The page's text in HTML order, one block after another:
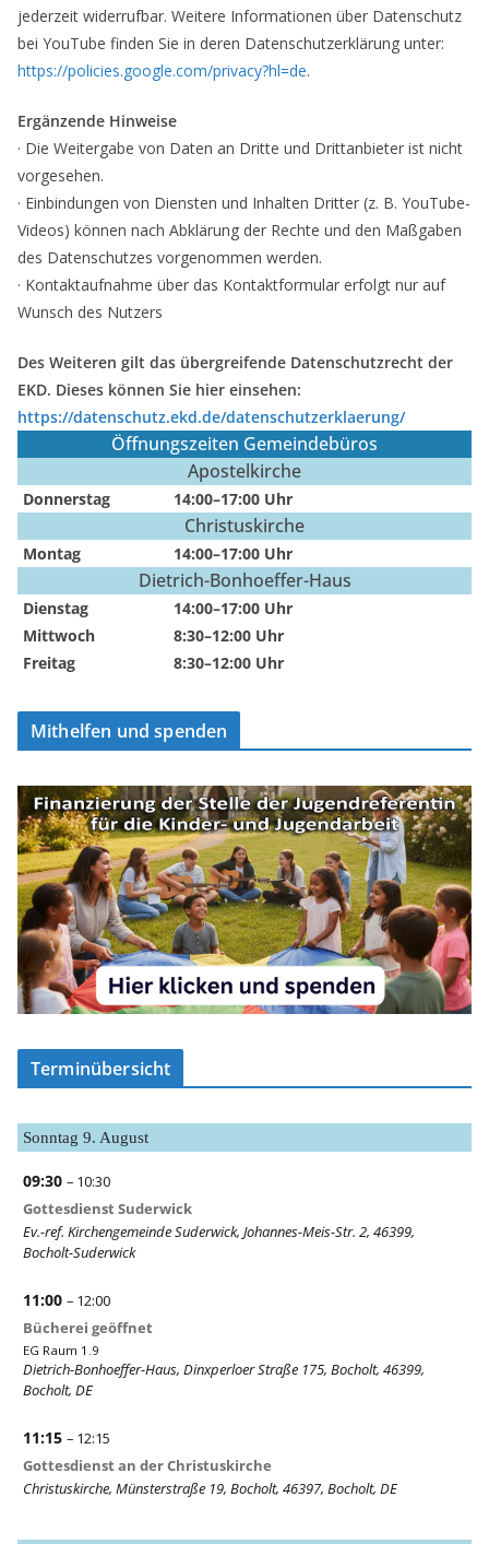
jederzeit widerrufbar. Weitere Informationen über Datenschutz
bei YouTube finden Sie in deren Datenschutzerklärung unter:
https://policies.google.com/privacy?hl=de.
Ergänzende Hinweise
· Die Weitergabe von Daten an Dritte und Drittanbieter ist nicht
vorgesehen.
· Einbindungen von Diensten und Inhalten Dritter (z. B. YouTube-
Videos) können nach Abklärung der Rechte und den Maßgaben
des Datenschutzes vorgenommen werden.
· Kontaktaufnahme über das Kontaktformular erfolgt nur auf
Wunsch des Nutzers
Des Weiteren gilt das übergreifende Datenschutzrecht der
EKD. Dieses können Sie hier einsehen:
https://datenschutz.ekd.de/datenschutzerklaerung/
Öffnungszeiten Gemeindebüros
Apostelkirche
Donnerstag 14:00–17:00 Uhr
Christuskirche
Montag 14:00–17:00 Uhr
Dietrich-Bonhoeffer-Haus
Dienstag
14:00–17:00 Uhr
Mittwoch
8:30–12:00 Uhr
Freitag
8:30–12:00 Uhr
Mithelfen und spenden
Terminübersicht
Sonntag 9. August
09:30 – 10:30
Gottesdienst Suderwick
Ev.-ref. Kirchengemeinde Suderwick, Johannes-Meis-Str. 2, 46399,
Bocholt-Suderwick
11:00 – 12:00
Bücherei geöffnet
Dietrich-Bonhoeffer-Haus, Dinxperloer Straße 175, Bocholt, 46399,
Bocholt, DE
EG Raum 1.9
11:15 – 12:15
Gottesdienst an der Christuskirche
Christuskirche, Münsterstraße 19, Bocholt, 46397, Bocholt, DE